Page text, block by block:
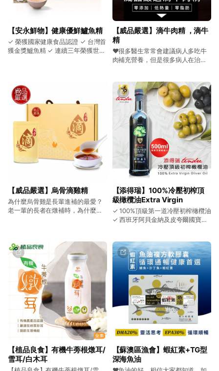
【安永鮮物】健康優鮮鱸魚精
✓ 榮獲國家健康食品認證 ✓ 台灣首
獲金獎鱸魚精 ✓ 連續三年榮獲世界
【威品嚴選】滴牛肉精 ，滴牛
精
❤很多醫生常常會建議病人多吃牛
肉補充營養，但是很多病人在治療
一個人的養分與元氣是非常重要
的。 這時候建議可以提供一些液體
類的食品予以補養。【御坊滴牛
精】即是很好的（送禮首選）。 ✓
榮獲台南市南得極品認證標章 ✓ 古
法傳承 陶甕滴法 慢火滴製12小時
✓ 產銷一條龍 通過SGS檢測 ✓ 通
過國際ISO22000、HACCP認證 ✓
投保2000萬產品責任險 【京園_御
坊滴牛肉精】 👍富含 #牛磺酸、#
鐵 (鐵質含量特高 )、維生素、鋅、
醣、#0脂肪、#0膽固醇。 👍從飼
養到製造，一條龍嚴謹管控。遵循
古法，陶甕滴製，製程中不加任何
中藥，不加任何一滴水，滴滴香
【威品嚴選】烏骨滴雞精
為什麼烏骨雞是長輩進補的最愛？
老一輩的長者在燉補時，為什麼使
的維生素，及特有的黑色素美拉
寧，所以價位成本相對地也比較
高。因此也是市面上烏骨滴雞精比
較少的原因之一。 要喝就喝不加一
滴水最香醇最好喝的烏骨滴雞精。
👉採取自然放養，從小雞到成雞飼
養130天以上，餵食以天然穀物及益
生菌，用天然健康的烏骨雞滴製而
成的滴雞精，讓您喝得健康與安
心。味道香醇，無腥味。 👉由通過
ISO , HACCP 國際認證知名大廠殺
菌包裝生產，讓您喝得健康與安
心。 👉SGS 檢驗合格。 ✓ 自然純
淨養殖 低脂零負擔 ✓ 養氣滋補首
選 烏骨雞 ✓ 15小時古法滴製 小分
【添得瑞】100%冷壓初榨頂
級橄欖油Extra Virgin
✓ 100%頂級第一道冷壓初榨橄欖油
✓ 西班牙阿貝金納及皮夸爾國寶果
0.31 ✓ 0.15酸價(歐盟規定0.8以
下，越低新鮮程度越優) ✓ 擁有千
年樹齡及200年高端技術生產供應
經驗 ✓ 產地瓦倫西亞擁有獨一無二
的宜人的地中海氣候 （全年日照
300天） ✓ 一瓶多用，可生飲、料
理煎煮炒炸、皮膚保養、潤喉
【植品良食】有機牛蒡根燉耳/
雪耳/白木耳
【蘇澳區漁會】蝦紅素+TG型
深海魚油